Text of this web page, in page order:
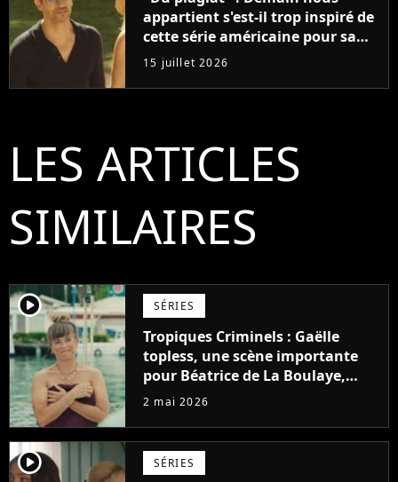
appartient s'est-il trop inspiré de
cette série américaine pour sa
saga de l'été ?
15 juillet 2026
LES ARTICLES
SIMILAIRES
player2 SÉRIES
Tropiques Criminels : Gaëlle
topless, une scène importante
pour Béatrice de La Boulaye,
"Une petite revanche"
2 mai 2026
player2 SÉRIES